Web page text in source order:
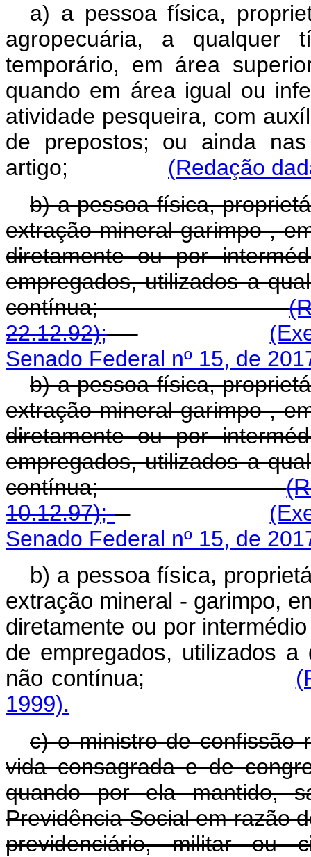
a) a pessoa física,
agropecuária, a qualquer
temporário, em área
quando em área igual ou
atividade pesqueira, com
de prepostos; ou ainda
artigo; (Redação
b) a pessoa física,
extração mineral garimpo ,
diretamente ou por
empregados, utilizados a
contínua;
22.12.92);
Senado Federal nº 15, de
b) a pessoa física,
extração mineral garimpo ,
diretamente ou por
empregados, utilizados a
contínua;
10.12.97);
Senado Federal nº 15, de
b) a pessoa física,
extração mineral - garimpo,
diretamente ou por
de empregados, utilizados
não contínua;
1999).
c) o ministro de confissão
vida consagrada e de
quando por ela mantido,
Previdência Social em razão
previdenciário, militar ou